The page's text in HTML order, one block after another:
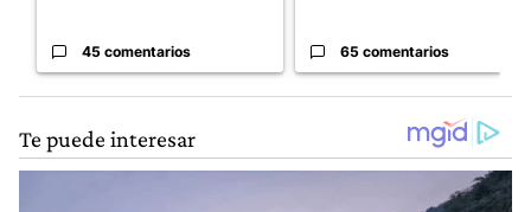
45 comentarios 65 comentarios